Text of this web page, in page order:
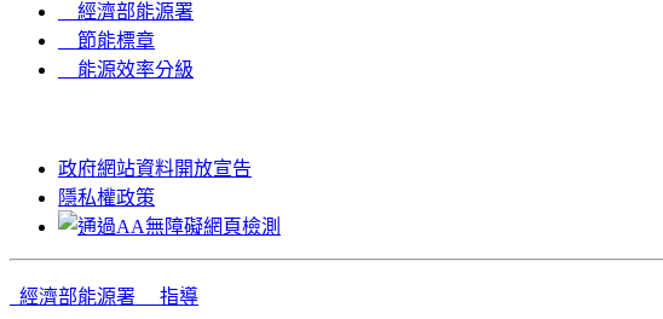
經濟部能源署
節能標章
能源效率分級
政府網站資料開放宣告
隱私權政策
經濟部能源署 指導